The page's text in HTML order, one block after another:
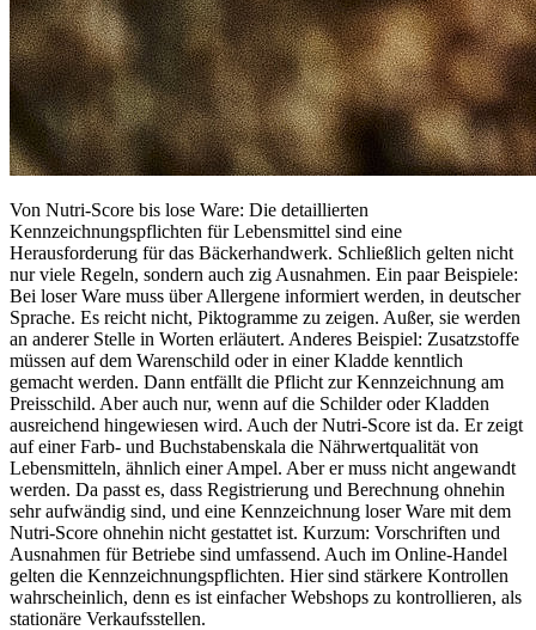
Von Nutri-Score bis lose Ware: Die detaillierten
Kennzeichnungspflichten für Lebensmittel sind eine
Herausforderung für das Bäckerhandwerk. Schließlich gelten nicht
nur viele Regeln, sondern auch zig Ausnahmen. Ein paar Beispiele:
Bei loser Ware muss über Allergene informiert werden, in deutscher
Sprache. Es reicht nicht, Piktogramme zu zeigen. Außer, sie werden
an anderer Stelle in Worten erläutert. Anderes Beispiel: Zusatzstoffe
müssen auf dem Warenschild oder in einer Kladde kenntlich
gemacht werden. Dann entfällt die Pflicht zur Kennzeichnung am
Preisschild. Aber auch nur, wenn auf die Schilder oder Kladden
ausreichend hingewiesen wird. Auch der Nutri-Score ist da. Er zeigt
auf einer Farb- und Buchstabenskala die Nährwertqualität von
Lebensmitteln, ähnlich einer Ampel. Aber er muss nicht angewandt
werden. Da passt es, dass Registrierung und Berechnung ohnehin
sehr aufwändig sind, und eine Kennzeichnung loser Ware mit dem
Nutri-Score ohnehin nicht gestattet ist. Kurzum: Vorschriften und
Ausnahmen für Betriebe sind umfassend. Auch im Online-Handel
gelten die Kennzeichnungspflichten. Hier sind stärkere Kontrollen
wahrscheinlich, denn es ist einfacher Webshops zu kontrollieren, als
stationäre Verkaufsstellen.